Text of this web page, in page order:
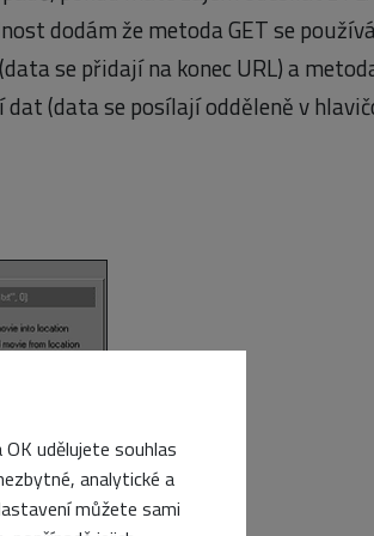
udělujete souhlas
analytické a
můžete sami
dodám že metoda GET se používá
se přidají na konec URL) a
(data se posílají odděleně v